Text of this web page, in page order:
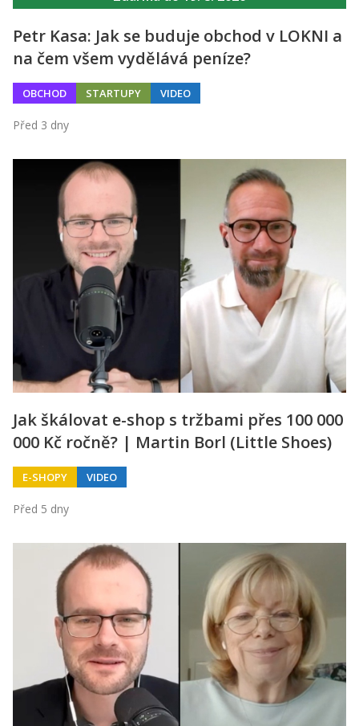
Petr Kasa: Jak se buduje obchod v LOKNI a
na čem všem vydělává peníze?
OBCHOD STARTUPY VIDEO
Před 3 dny
Jak škálovat e-shop s tržbami přes 100 000
000 Kč ročně? | Martin Borl (Little Shoes)
E-SHOPY VIDEO
Před 5 dny